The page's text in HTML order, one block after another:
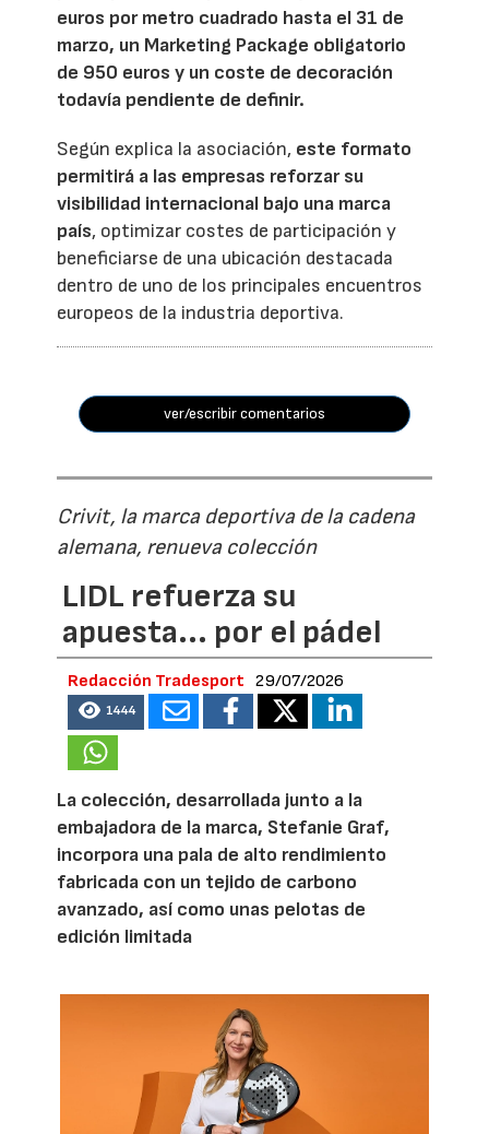
euros por metro cuadrado hasta el 31 de
marzo, un Marketing Package obligatorio
de 950 euros y un coste de decoración
todavía pendiente de definir.
Según explica la asociación, este formato
permitirá a las empresas reforzar su
visibilidad internacional bajo una marca
país, optimizar costes de participación y
beneficiarse de una ubicación destacada
dentro de uno de los principales encuentros
europeos de la industria deportiva.
ver/escribir comentarios
Crivit, la marca deportiva de la cadena
alemana, renueva colección
LIDL refuerza su
apuesta... por el pádel
Redacción Tradesport 29/07/2026
1444
La colección, desarrollada junto a la
embajadora de la marca, Stefanie Graf,
incorpora una pala de alto rendimiento
fabricada con un tejido de carbono
avanzado, así como unas pelotas de
edición limitada